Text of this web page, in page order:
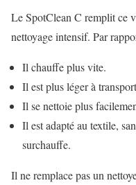
Le SpotClean C remplit ce
nettoyage intensif. Par
Il chauffe plus vite.
Il est plus léger à
Il se nettoie plus
Il est adapté au textile,
surchauffe.
Il ne remplace pas un